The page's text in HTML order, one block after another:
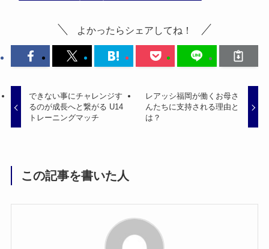
よかったらシェアしてね！
できない事にチャレンジす
るのが成長へと繋がる U14
トレーニングマッチ
レアッシ福岡が働くお母さ
んたちに支持される理由と
は？
この記事を書いた人